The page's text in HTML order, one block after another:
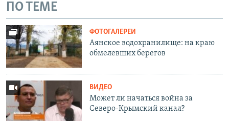
ПО ТЕМЕ
ФОТОГАЛЕРЕИ
Аянское водохранилище: на краю
обмелевших берегов
ВИДЕО
Может ли начаться война за
Северо-Крымский канал?